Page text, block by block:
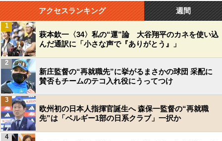
アクセスランキング 週間
萩本欽一〈34〉私の“運”論 大谷翔平のカネを使い込
んだ通訳に「小さな声で『ありがとう』」
1
新庄監督の“再就職先”に挙がるまさかの球団 采配に
賛否もチームのテコ入れ役にうってつけ
2
欧州初の日本人指揮官誕生へ 森保一監督の“再就職
先”は「ベルギー1部の日系クラブ」一択か
3
4